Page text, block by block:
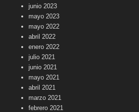
junio 2023
mayo 2023
mayo 2022
abril 2022
enero 2022
julio 2021
junio 2021
mayo 2021
abril 2021
marzo 2021
febrero 2021